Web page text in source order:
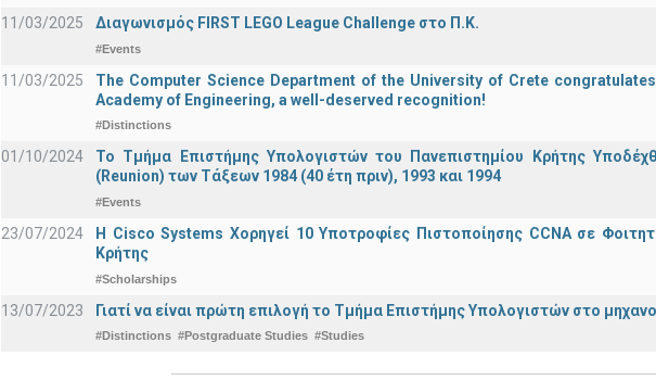
11/03/2025 Διαγωνισμός FIRST LEGO League Challenge στο Π.Κ.
#Events
11/03/2025
The Computer Science Department of the University of Crete
Academy of Engineering, a well-deserved recognition!
#Distinctions
01/10/2024
Το Τμήμα Επιστήμης Υπολογιστών του Πανεπιστημίου Κρήτης
(Reunion) των Τάξεων 1984 (40 έτη πριν), 1993 και 1994
#Events
23/07/2024
Η Cisco Systems Χορηγεί 10 Υποτροφίες Πιστοποίησης CCNA σε
Κρήτης
#Scholarships
13/07/2023 Γιατί να είναι πρώτη επιλογή το Τμήμα Επιστήμης Υπολογιστών στο
#Distinctions #Postgraduate Studies #Studies